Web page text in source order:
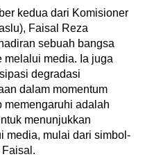
kedua dari Komisioner
Faisal Reza
sebuah bangsa
melalui media. Ia juga
degradasi
dalam momentum
memengaruhi adalah
menunjukkan
media, mulai dari simbol-
Faisal.